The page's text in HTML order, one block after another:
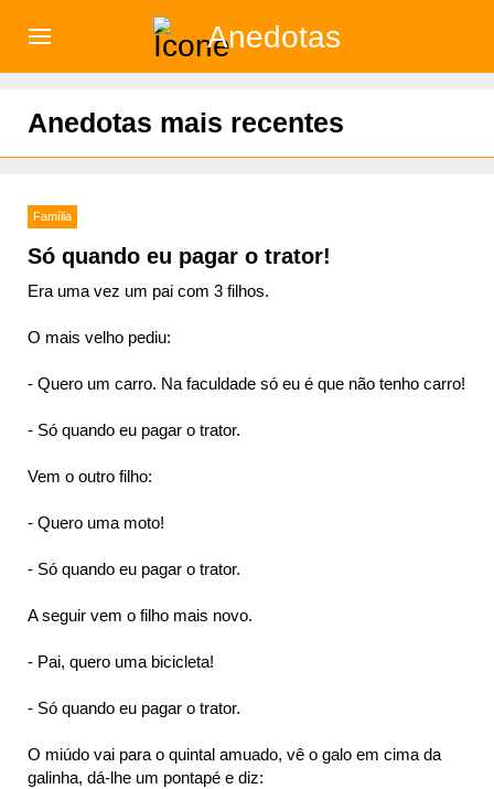
Anedotas
Anedotas mais recentes
Família
Só quando eu pagar o trator!
Era uma vez um pai com 3 filhos.
O mais velho pediu:
- Quero um carro. Na faculdade só eu é que não tenho carro!
- Só quando eu pagar o trator.
Vem o outro filho:
- Quero uma moto!
- Só quando eu pagar o trator.
A seguir vem o filho mais novo.
- Pai, quero uma bicicleta!
- Só quando eu pagar o trator.
O miúdo vai para o quintal amuado, vê o galo em cima da
galinha, dá-lhe um pontapé e diz: